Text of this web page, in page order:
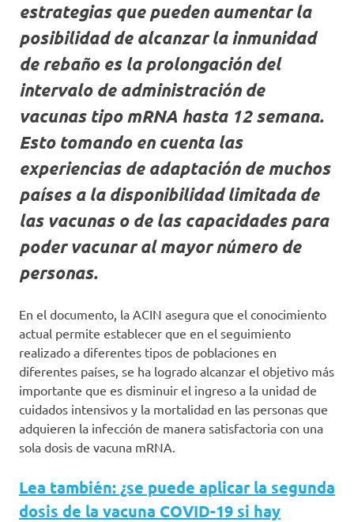
estrategias que pueden aumentar la
posibilidad de alcanzar la inmunidad
de rebaño es la prolongación del
intervalo de administración de
vacunas tipo mRNA hasta 12 semana.
Esto tomando en cuenta las
experiencias de adaptación de muchos
países a la disponibilidad limitada de
las vacunas o de las capacidades para
poder vacunar al mayor número de
personas.
En el documento, la ACIN asegura que el conocimiento
actual permite establecer que en el seguimiento
realizado a diferentes tipos de poblaciones en
diferentes países, se ha logrado alcanzar el objetivo más
importante que es disminuir el ingreso a la unidad de
cuidados intensivos y la mortalidad en las personas que
adquieren la infección de manera satisfactoria con una
sola dosis de vacuna mRNA.
Lea también: ¿se puede aplicar la segunda
dosis de la vacuna COVID-19 si hay